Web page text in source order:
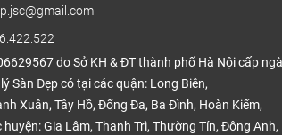
do Sở KH & ĐT thành phố Hà Nội cấp
Sàn Đẹp có tại các quận: Long Biên,
Xuân, Tây Hồ, Đống Đa, Ba Đình, Hoàn Kiếm,
Gia Lâm, Thanh Trì, Thường Tín, Đông Anh,